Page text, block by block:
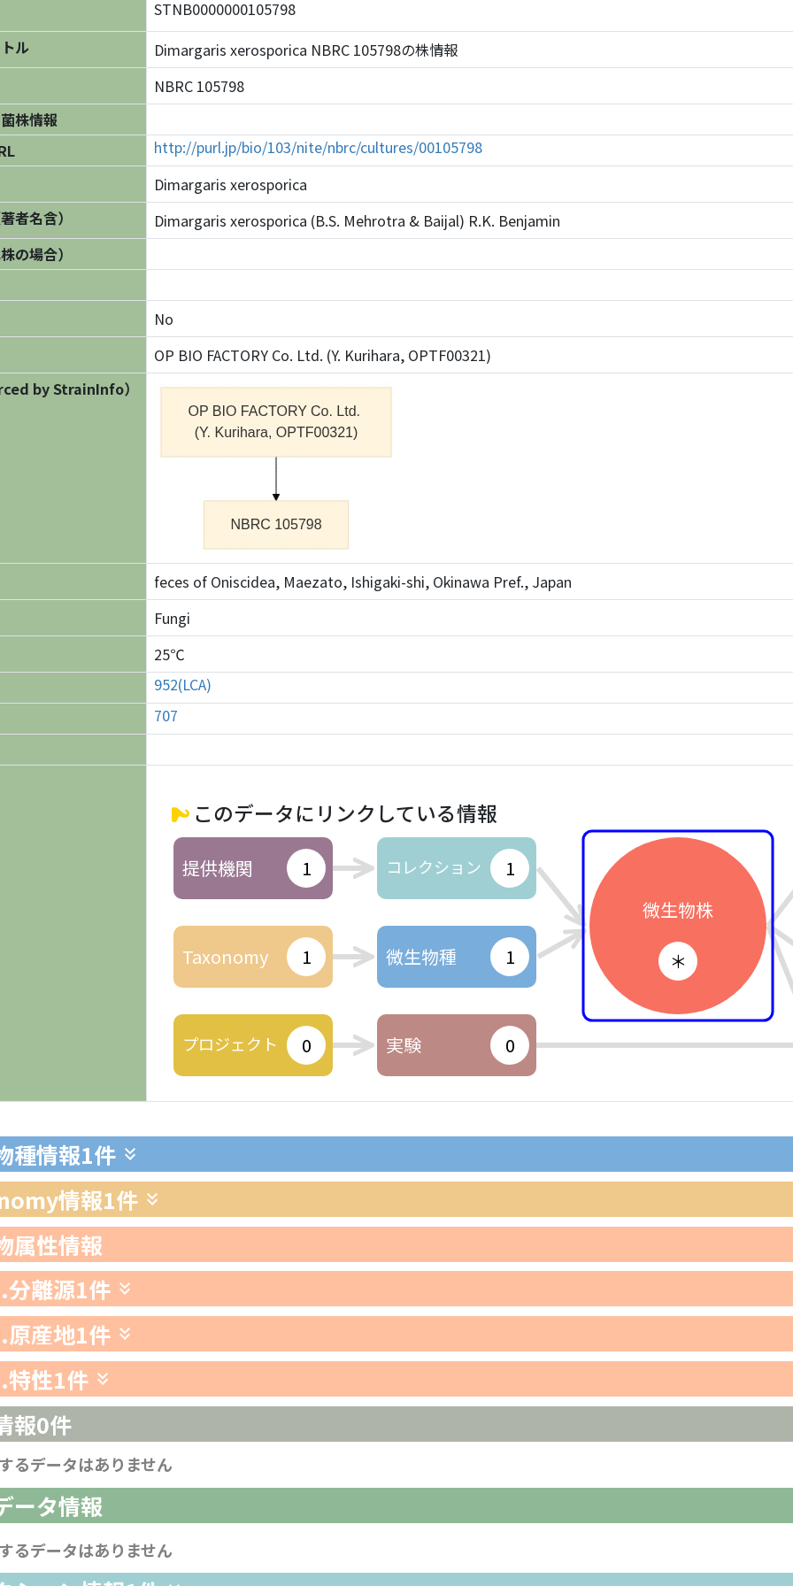
STNB0000000105798
ル
Dimargaris xerosporica NBRC 105798の株情報
NBRC 105798
株情報
http://purl.jp/bio/103/nite/nbrc/cultures/00105798
Dimargaris xerosporica
者名含）
Dimargaris xerosporica (B.S. Mehrotra & Baijal) R.K. Benjamin
の場合）
No
OP BIO FACTORY Co. Ltd. (Y. Kurihara, OPTF00321)
by StrainInfo）
feces of Oniscidea, Maezato, Ishigaki-shi, Okinawa Pref., Japan
Fungi
25℃
952(LCA)
707
このデータにリンクしている情報
提供機関 1
Taxonomy 1
プロジェクト 0
コレクション 1
微生物種 1
実験 0
微生物株
＊
種情報1件
情報1件
属性情報
離源1件
産地1件
性1件
報0件
るデータはありません
ータ情報
るデータはありません